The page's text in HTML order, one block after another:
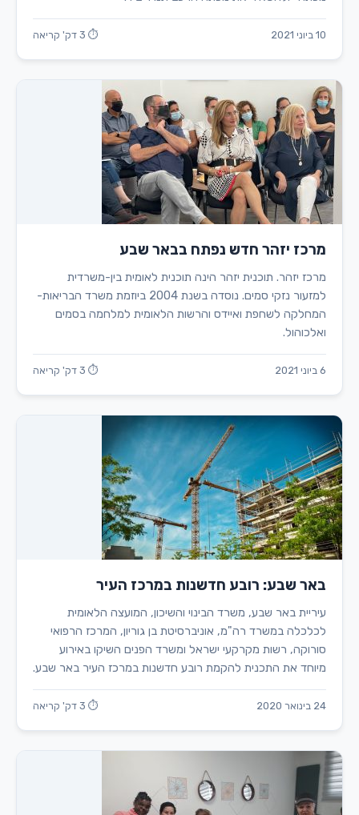
10 ביוני 2021 ⏱ 3 דק' קריאה
מרכז יזהר חדש נפתח בבאר שבע
מרכז יזהר. תוכנית יזהר הינה תוכנית לאומית בין-משרדית
למזעור נזקי סמים. נוסדה בשנת 2004 ביוזמת משרד הבריאות-
המחלקה לשחפת ואיידס והרשות הלאומית למלחמה בסמים
ואלכוהול.
6 ביוני 2021 ⏱ 3 דק' קריאה
באר שבע: רובע חדשנות במרכז העיר
עיריית באר שבע, משרד הבינוי והשיכון, המועצה הלאומית
לכלכלה במשרד רה"מ, אוניברסיטת בן גוריון, המרכז הרפואי
סורוקה, רשות מקרקעי ישראל ומשרד הפנים השיקו באירוע
מיוחד את התכנית להקמת רובע חדשנות במרכז העיר באר שבע.
24 בינואר 2020 ⏱ 3 דק' קריאה